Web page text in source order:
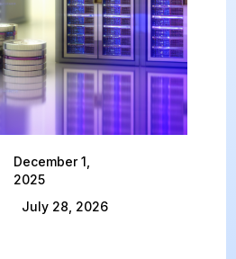
December 1,
2025
July 28, 2026